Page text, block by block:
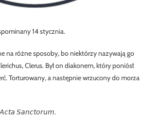
14 stycznia.
na różne sposoby, bo niektórzy nazywają go
Clerus. Był on diakonem, który poniósł
Torturowany, a następnie wrzucony do morza
𝘈𝘤𝘵𝘢 𝘚𝘢𝘯𝘤𝘵𝘰𝘳𝘶𝘮.